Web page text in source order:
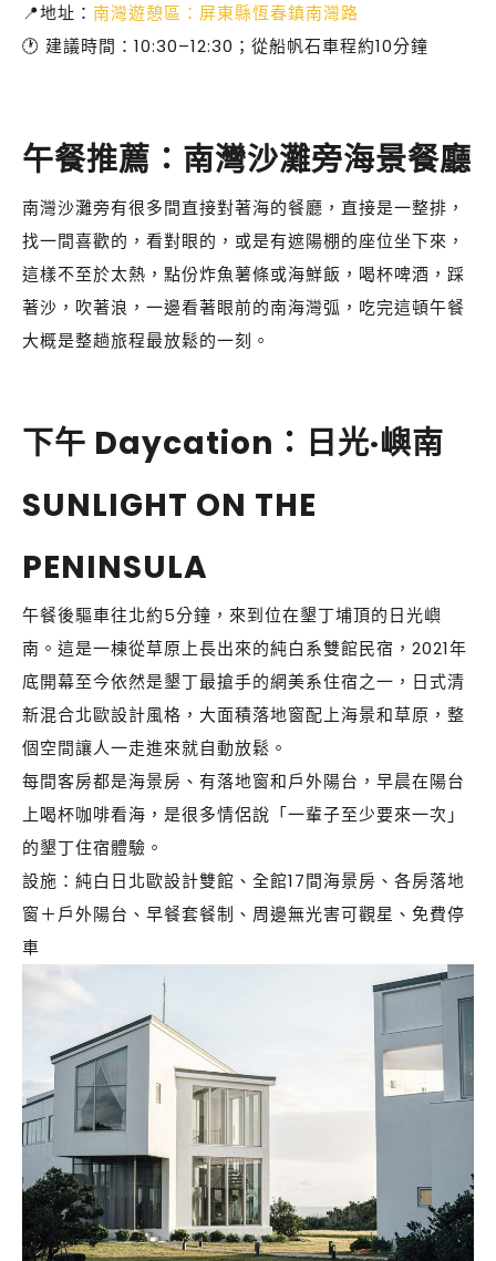
📍地址： 南灣遊憩區：屏東縣恆春鎮南灣路
🕐 建議時間：10:30–12:30；從船帆石車程約10分鐘
午餐推薦：南灣沙灘旁海景餐廳
南灣沙灘旁有很多間直接對著海的餐廳，直接是一整排，
找一間喜歡的，看對眼的，或是有遮陽棚的座位坐下來，
這樣不至於太熱，點份炸魚薯條或海鮮飯，喝杯啤酒，踩
著沙，吹著浪，一邊看著眼前的南海灣弧，吃完這頓午餐
大概是整趟旅程最放鬆的一刻。
下午 Daycation：日光·嶼南
SUNLIGHT ON THE
PENINSULA
午餐後驅車往北約5分鐘，來到位在墾丁埔頂的日光嶼
南。這是一棟從草原上長出來的純白系雙館民宿，2021年
底開幕至今依然是墾丁最搶手的網美系住宿之一，日式清
新混合北歐設計風格，大面積落地窗配上海景和草原，整
個空間讓人一走進來就自動放鬆。
每間客房都是海景房、有落地窗和戶外陽台，早晨在陽台
上喝杯咖啡看海，是很多情侶說「一輩子至少要來一次」
的墾丁住宿體驗。
設施：純白日北歐設計雙館、全館17間海景房、各房落地
窗＋戶外陽台、早餐套餐制、周邊無光害可觀星、免費停
車